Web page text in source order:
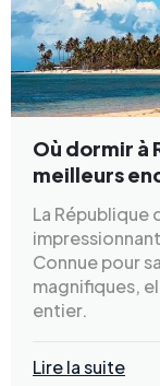
Où dormir à
meilleurs
La République
Connue pour
magnifiques,
entier.
Lire la suite